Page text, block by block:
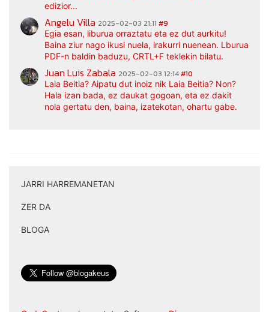
edizior...
Angelu Villa 2025-02-03 21:11 #9
Egia esan, liburua orraztatu eta ez dut aurkitu!
Baina ziur nago ikusi nuela, irakurri nuenean. Lburua
PDF-n baldin baduzu, CRTL+F teklekin bilatu.
Juan Luis Zabala 2025-02-03 12:14#10
Laia Beitia? Aipatu dut inoiz nik Laia Beitia? Non?
Hala izan bada, ez daukat gogoan, eta ez dakit
nola gertatu den, baina, izatekotan, ohartu gabe.
JARRI HARREMANETAN
ZER DA
BLOGA